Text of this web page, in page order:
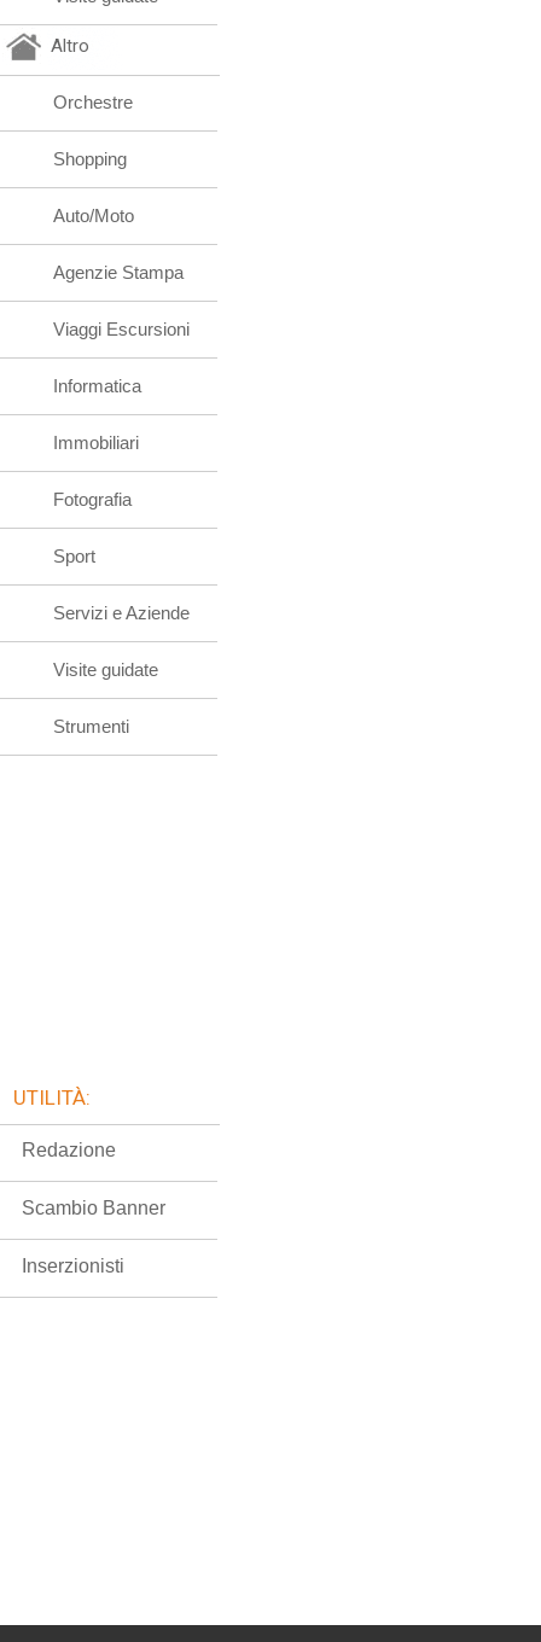
Altro
Orchestre
Shopping
Auto/Moto
Agenzie Stampa
Viaggi Escursioni
Informatica
Immobiliari
Fotografia
Sport
Servizi e Aziende
Visite guidate
Strumenti
UTILITÀ:
Redazione
Scambio Banner
Inserzionisti